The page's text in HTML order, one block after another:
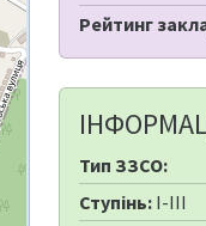
Рейтинг
Тип ЗЗСО:
Ступінь: I-III